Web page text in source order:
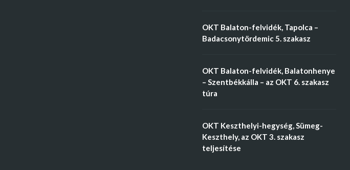
OKT Balaton-felvidék, Tapolca –
Badacsonytördemic 5. szakasz
OKT Balaton-felvidék, Balatonhenye
– Szentbékkálla – az OKT 6. szakasz
túra
OKT Keszthelyi-hegység, Sümeg-
Keszthely, az OKT 3. szakasz
teljesítése